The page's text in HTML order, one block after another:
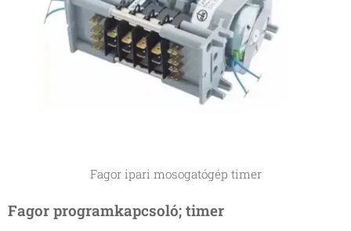
Fagor ipari mosogatógép timer
Fagor programkapcsoló; timer